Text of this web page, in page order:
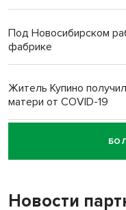
Под Новосибирском
фабрике
Житель Купино
матери от COVID-19
Новосибирский суд
пенсионерки на
«Мы живём на
Новости